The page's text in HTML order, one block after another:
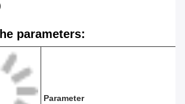
parameters:
Parameter